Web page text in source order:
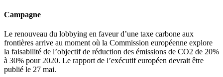
Campagne
Le renouveau du lobbying en faveur d’une taxe carbone aux
frontières arrive au moment où la Commission européenne explore
la faisabilité de l’objectif de réduction des émissions de CO2 de 20%
à 30% pour 2020. Le rapport de l’exécutif européen devrait être
publié le 27 mai.